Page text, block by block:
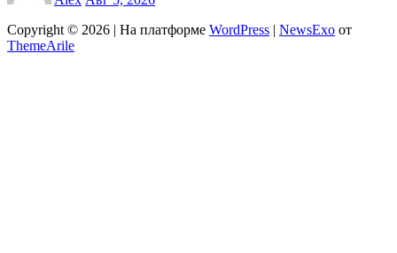
Copyright © 2026 | На платформе WordPress NewsExo от
ThemeArile